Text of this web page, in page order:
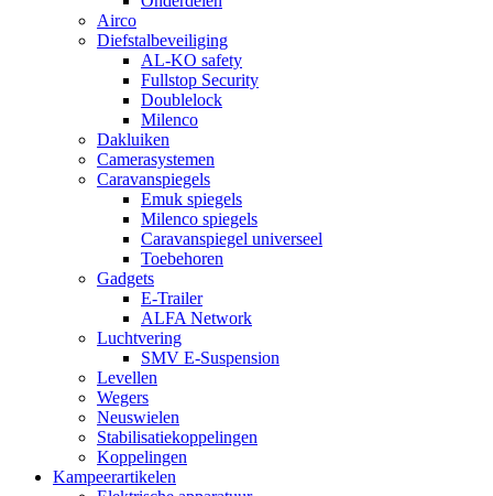
Airco
Diefstalbeveiliging
AL-KO safety
Fullstop Security
Doublelock
Milenco
Dakluiken
Camerasystemen
Caravanspiegels
Emuk spiegels
Milenco spiegels
Caravanspiegel universeel
Toebehoren
Gadgets
E-Trailer
ALFA Network
Luchtvering
SMV E-Suspension
Levellen
Wegers
Neuswielen
Stabilisatiekoppelingen
Koppelingen
Kampeerartikelen